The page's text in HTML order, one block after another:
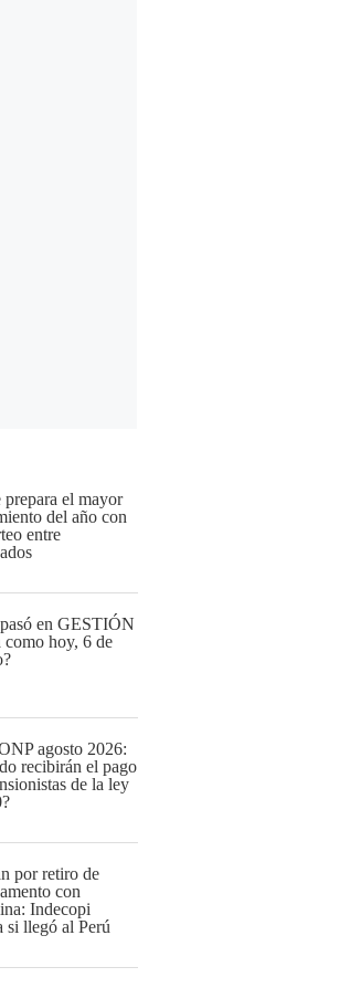
el mayor
del año con
entre
en GESTIÓN
como hoy, 6 de
agosto 2026:
recibirán el pago
de la ley
por retiro de
con
Indecopi
si llegó al Perú